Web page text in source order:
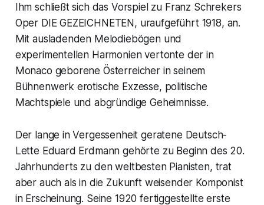
Ihm schließt sich das Vorspiel zu Franz Schrekers
Oper DIE GEZEICHNETEN, uraufgeführt 1918, an.
Mit ausladenden Melodiebögen und
experimentellen Harmonien vertonte der in
Monaco geborene Österreicher in seinem
Bühnenwerk erotische Exzesse, politische
Machtspiele und abgründige Geheimnisse.
Der lange in Vergessenheit geratene Deutsch-
Lette Eduard Erdmann gehörte zu Beginn des 20.
Jahrhunderts zu den weltbesten Pianisten, trat
aber auch als in die Zukunft weisender Komponist
in Erscheinung. Seine 1920 fertiggestellte erste